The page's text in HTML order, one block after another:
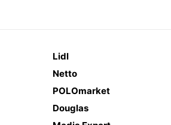
Lidl
Netto
POLOmarket
Douglas